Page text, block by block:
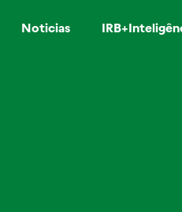
Noticias